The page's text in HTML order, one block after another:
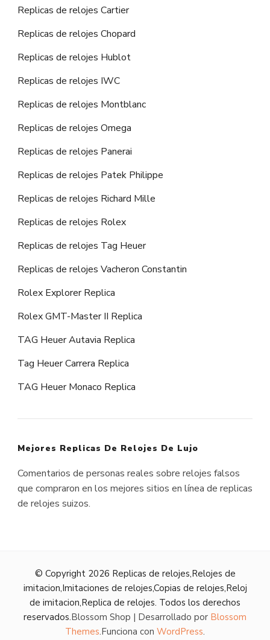
Replicas de relojes Cartier
Replicas de relojes Chopard
Replicas de relojes Hublot
Replicas de relojes IWC
Replicas de relojes Montblanc
Replicas de relojes Omega
Replicas de relojes Panerai
Replicas de relojes Patek Philippe
Replicas de relojes Richard Mille
Replicas de relojes Rolex
Replicas de relojes Tag Heuer
Replicas de relojes Vacheron Constantin
Rolex Explorer Replica
Rolex GMT-Master II Replica
TAG Heuer Autavia Replica
Tag Heuer Carrera Replica
TAG Heuer Monaco Replica
Mejores Replicas De Relojes De Lujo
Comentarios de personas reales sobre relojes falsos
que compraron en los mejores sitios en línea de replicas
de relojes suizos.
© Copyright 2026 Replicas de relojes,Relojes de
imitacion,Imitaciones de relojes,Copias de relojes,Reloj
de imitacion,Replica de relojes. Todos los derechos
reservados.Blossom Shop | Desarrollado por Blossom
Themes.Funciona con WordPress.